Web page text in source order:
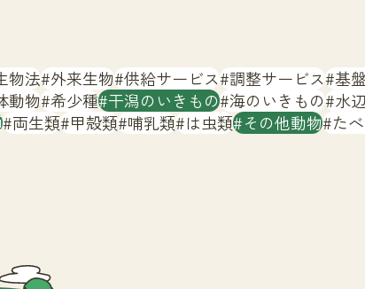
物法 外来生物 供給サービス 調整サービス 基
動物 希少種 干潟のいきもの 海のいきもの 水
両生類 甲殻類 哺乳類 は虫類 その他動物 た